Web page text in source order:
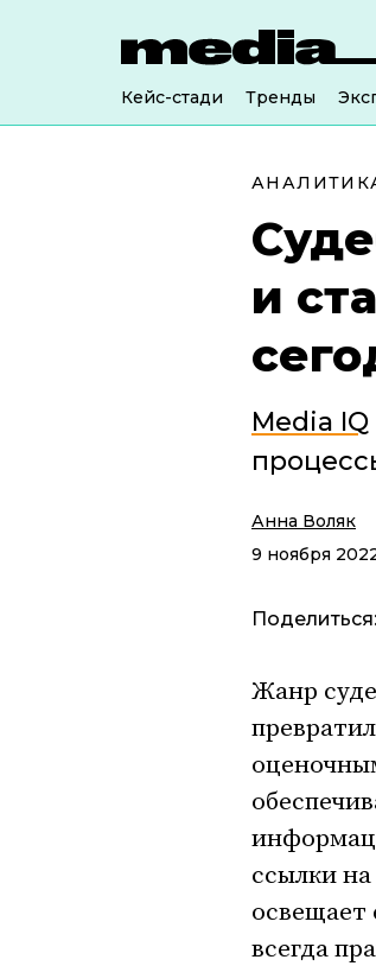
Кейс-стади Тренды
и
Media IQ
Анна Воляк
9 ноября
Поделиться:
Жанр
ссылки
освещает
всегда